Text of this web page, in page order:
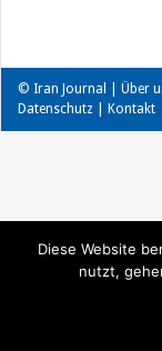
© Iran Journal | Über
Datenschutz
Kontakt
Diese Website
nutzt,